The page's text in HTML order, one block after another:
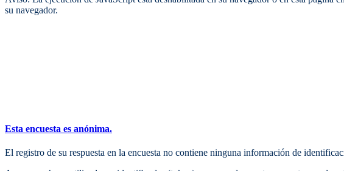
su navegador.
Esta encuesta es anónima.
El registro de su respuesta en la encuesta no contiene ninguna información de